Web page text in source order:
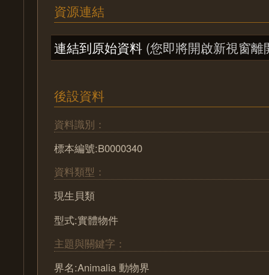
資源連結
連結到原始資料 (您即將開啟新視窗離
後設資料
資料識別：
標本編號:B0000340
資料類型：
現生貝類
型式:實體物件
主題與關鍵字：
界名:Animalia 動物界